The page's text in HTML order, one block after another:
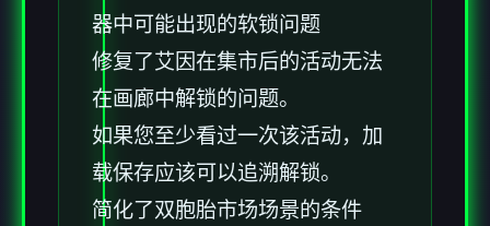
器中可能出现的软锁问题
修复了艾因在集市后的活动无法
在画廊中解锁的问题。
如果您至少看过一次该活动，加
载保存应该可以追溯解锁。
简化了双胞胎市场场景的条件